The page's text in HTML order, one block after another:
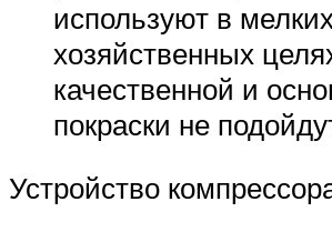
используют в
хозяйственных
качественной и
покраски не
Устройство